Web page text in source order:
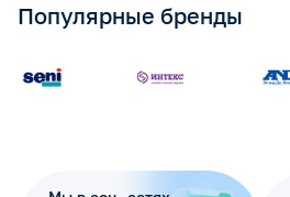
Популярные бренды